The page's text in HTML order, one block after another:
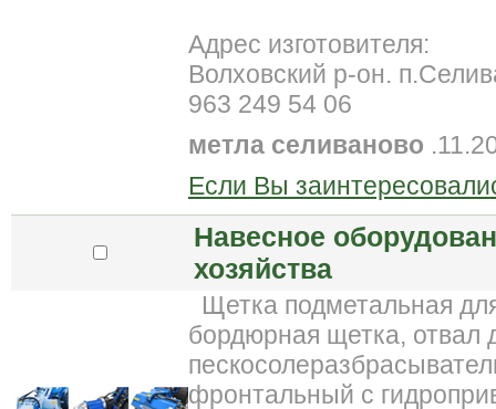
Адрес изготовителя:
Волховский р-он.
963 249 54 06
метла селиваново
Если Вы
Навесное
хозяйства
Щетка подметальная
бордюрная щетка, отвал
фронтальный с